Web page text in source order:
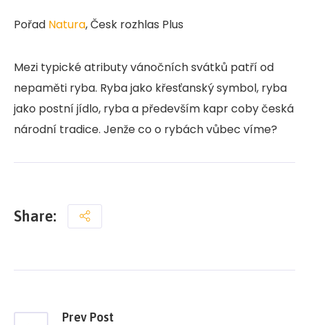
Pořad Natura, Česk rozhlas Plus
Mezi typické atributy vánočních svátků patří od
nepaměti ryba. Ryba jako křesťanský symbol, ryba
jako postní jídlo, ryba a především kapr coby česká
národní tradice. Jenže co o rybách vůbec víme?
Share:
Prev Post